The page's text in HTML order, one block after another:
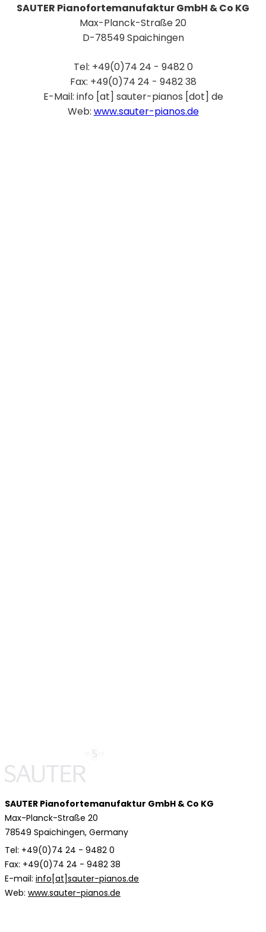
SAUTER Pianofortemanufaktur GmbH & Co KG
Max-Planck-Straße 20
D-78549 Spaichingen
Tel: +49(0)74 24 - 9482 0
Fax: +49(0)74 24 - 9482 38
E-Mail: info [at] sauter-pianos [dot] de
Web: www.sauter-pianos.de
SAUTER Pianofortemanufaktur GmbH & Co KG
Max-Planck-Straße 20
78549 Spaichingen, Germany
Tel: +49(0)74 24 - 9482 0
Fax: +49(0)74 24 - 9482 38
E-mail: info[at]sauter-pianos.de
Web: www.sauter-pianos.de